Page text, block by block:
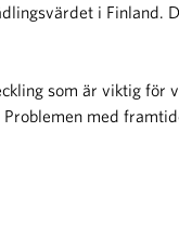
i Finland.
som är viktig för
med